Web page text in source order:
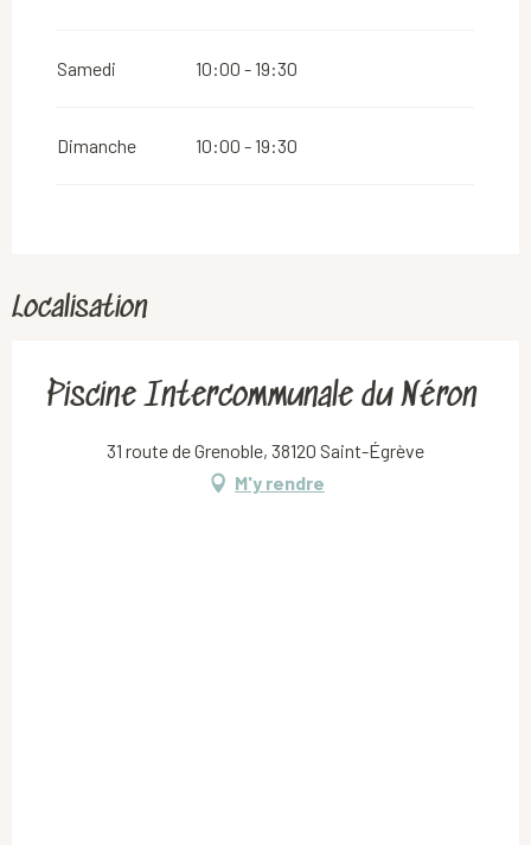
Samedi 10:00 - 19:30
Dimanche 10:00 - 19:30
Localisation
Piscine Intercommunale du Néron
31 route de Grenoble, 38120 Saint-Égrève
M'y rendre